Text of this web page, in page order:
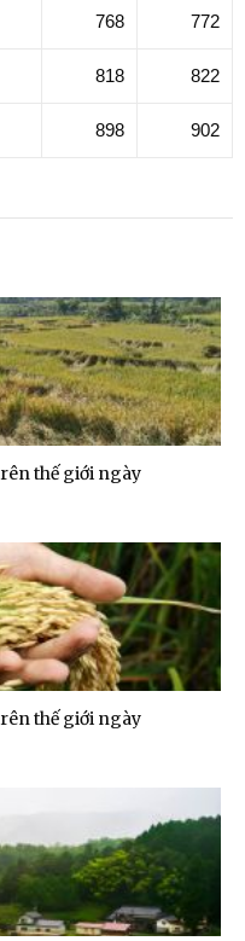
768 772
818 822
898 902
thế giới ngày
thế giới ngày